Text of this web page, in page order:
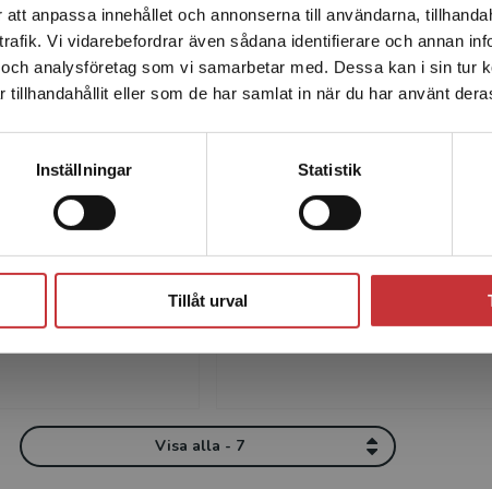
anpassa innehållet och annonserna till användarna,
Vi vidarebefordrar även sådana identifierare och annan
analysföretag som vi samarbetar med. Dessa kan i sin tur
tillhandahållit eller som de har samlat in när du har använt
Inställningar Statistik
Tillåt urval
verkar som att du besöker studentlitteratur.se via en
utanför Sverige. Vi erbjuder inte leveranser utanför
För att kunna slutföra ett köp måste
vara i Sverige.Läs mer
Ohlsson
i
Institutionen för
didaktik vid
Forskar
om organisations...
Susanne Andersson
Susanne Andersson är forskare
och universitetslektor i
vid Institutionen för pedagogik
universitet. Hennes forsk...
Visa alla - 7